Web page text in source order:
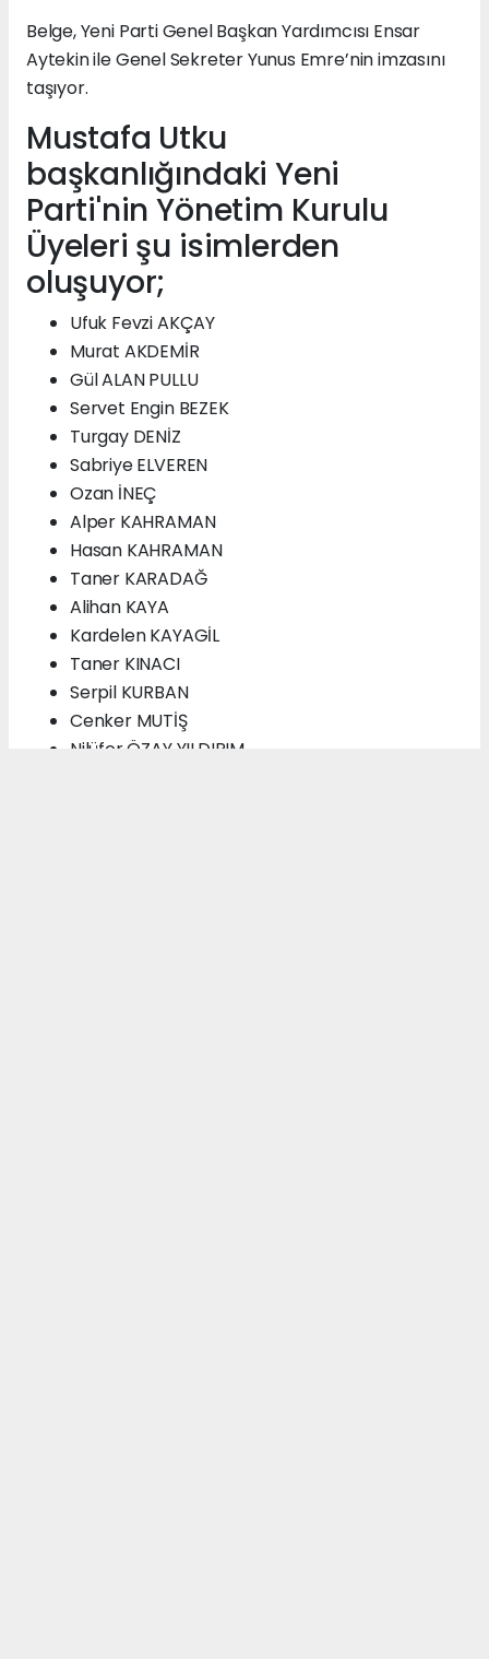
Belge, Yeni Parti Genel Başkan Yardımcısı Ensar
Aytekin ile Genel Sekreter Yunus Emre’nin imzasını
taşıyor.
Mustafa Utku
başkanlığındaki Yeni
Parti'nin Yönetim Kurulu
Üyeleri şu isimlerden
oluşuyor;
Ufuk Fevzi AKÇAY
Murat AKDEMİR
Gül ALAN PULLU
Servet Engin BEZEK
Turgay DENİZ
Sabriye ELVEREN
Ozan İNEÇ
Alper KAHRAMAN
Hasan KAHRAMAN
Taner KARADAĞ
Alihan KAYA
Kardelen KAYAGİL
Taner KINACI
Serpil KURBAN
Cenker MUTİŞ
Nilüfer ÖZAY YILDIRIM